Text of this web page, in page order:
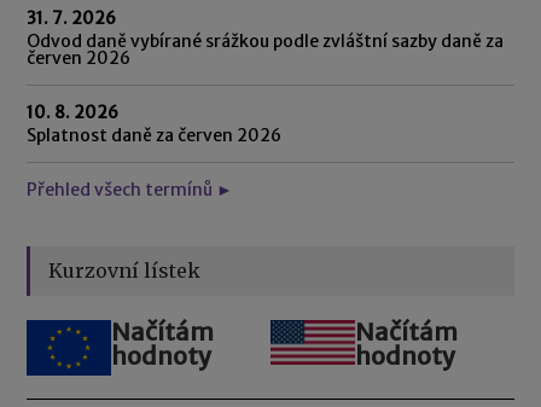
31. 7. 2026
Odvod daně vybírané srážkou podle zvláštní sazby daně za
červen 2026
10. 8. 2026
Splatnost daně za červen 2026
Přehled všech termínů ►
Kurzovní lístek
Načítám
hodnoty
Načítám
hodnoty